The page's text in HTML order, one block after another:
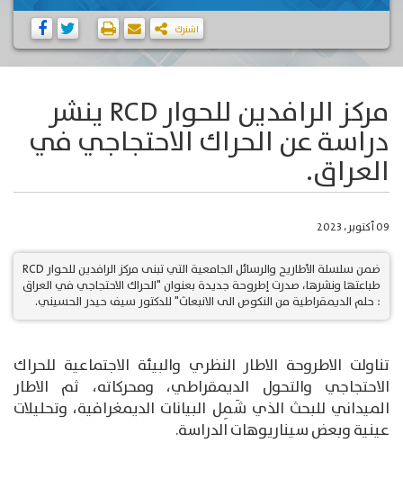
اشترك
مركز الرافدين للحوار RCD ينشر
دراسة عن الحراك الاحتجاجي في
العراق.
09 أكتوبر، 2023
ضمن سلسلة الأطاريح والرسائل الجامعية التي تبنى مركز الرافدين للحوار RCD
طباعتها ونشرها، صدرت إطروحة جديدة بعنوان "الحراك الاحتجاجي في العراق
: حلم الديمقراطية من النكوص الى الانبعاث" للدكتور سيف حيدر الحسيني.
تناولت الاطروحة الاطار النظري والبيئة الاجتماعية للحراك
الاحتجاجي والتحول الديمقراطي، ومحركاته، ثم الاطار
الميداني للبحث الذي شَمِل البيانات الديمغرافية، وتحليلات
عينية وبعض سيناريوهات الدراسة.